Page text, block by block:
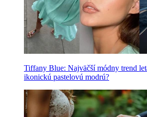
Tiffany Blue: Najväčší módny trend
ikonickú pastelovú modrú?